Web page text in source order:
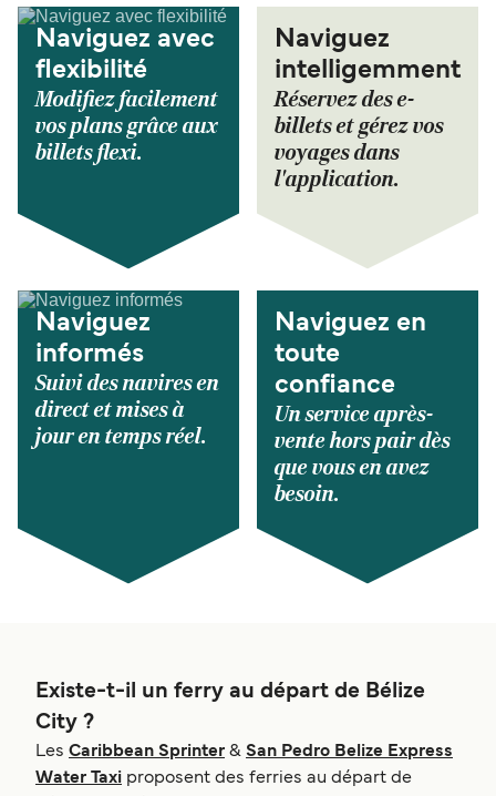
Naviguez avec
flexibilité
Modifiez facilement
vos plans grâce aux
billets flexi.
Naviguez
intelligemment
Réservez des e-
billets et gérez vos
voyages dans
l'application.
Naviguez
informés
Suivi des navires en
direct et mises à
jour en temps réel.
Naviguez en
toute
confiance
Un service après-
vente hors pair dès
que vous en avez
besoin.
Existe-t-il un ferry au départ de Bélize
City ?
Les Caribbean Sprinter & San Pedro Belize Express
Water Taxi proposent des ferries au départ de